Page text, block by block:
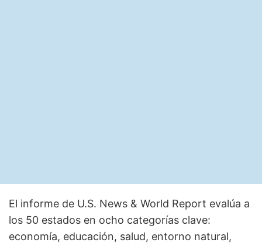
El informe de U.S. News & World Report evalúa a
los 50 estados en ocho categorías clave:
economía, educación, salud, entorno natural,